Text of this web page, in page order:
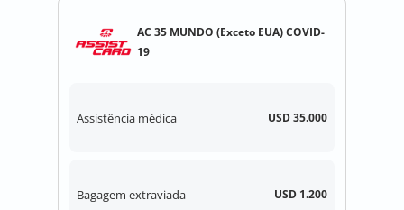
AC 35 MUNDO (Exceto EUA) COVID-
19
Assistência médica USD 35.000
Bagagem extraviada USD 1.200